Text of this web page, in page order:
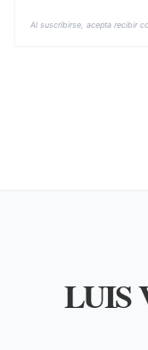
Al suscribirse, acepta recibir
LUIS